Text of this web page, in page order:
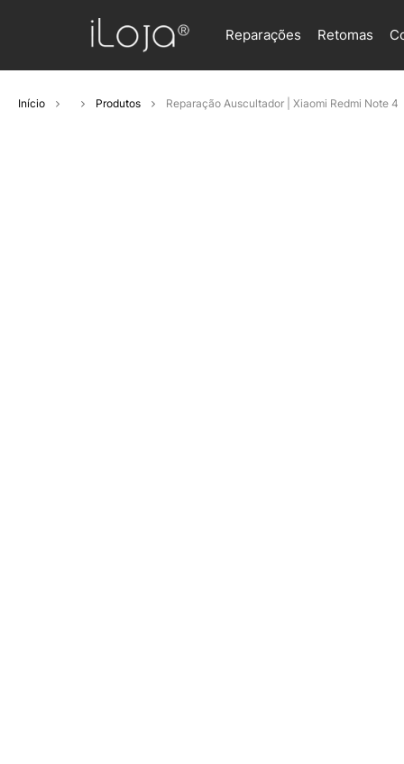
Reparações Retomas
Início Produtos Reparação Auscultador | Xiaomi Redmi Note 4